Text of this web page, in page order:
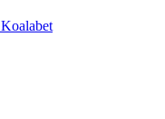
Koalabet